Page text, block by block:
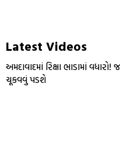
Latest Videos
અમદાવાદમાં રિક્ષા ભાડામાં
ચૂકવવું પડશે